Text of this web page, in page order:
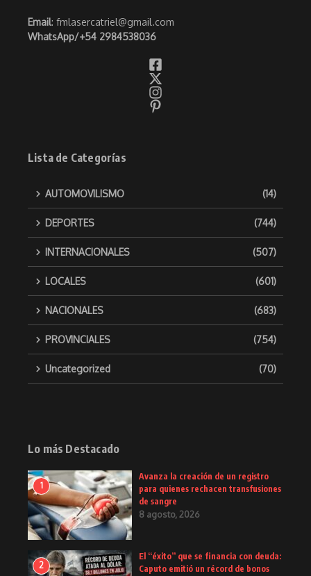
Email: fmlasercatriel@gmail.com
WhatsApp/+54 2984538036
Lista de Categorías
AUTOMOVILISMO (14)
DEPORTES (744)
INTERNACIONALES (507)
LOCALES (601)
NACIONALES (683)
PROVINCIALES (754)
Uncategorized (70)
Lo más Destacado
1
Avanza la creación de un registro
para quienes rechacen transfusiones
de sangre
8 agosto, 2026
2
El “éxito” que se financia con deuda:
Caputo emitió un récord de bonos